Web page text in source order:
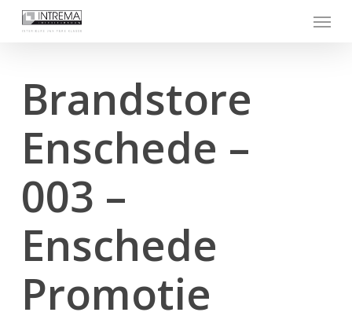
Menu
Brandstore
Enschede –
003 –
Enschede
Promotie